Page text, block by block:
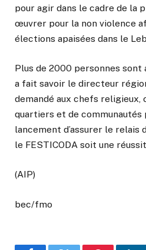
pour agir dans le cadre de la
œuvrer pour la non violence
élections apaisées dans le
Plus de 2000 personnes sont
a fait savoir le directeur
demandé aux chefs
quartiers et de communautés
lancement d’assurer le relais
le FESTICODA soit une
(AIP)
bec/fmo